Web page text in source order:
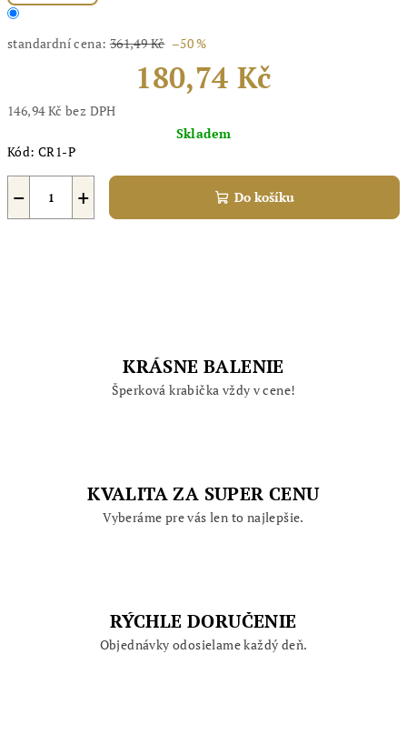
standardní cena: 361,49 Kč –50 %
180,74 Kč
146,94 Kč bez DPH
cena:
Skladem
Kód: CR1-P
+
− Do košíku
KRÁSNE BALENIE
Šperková krabička vždy v cene!
KVALITA ZA SUPER CENU
Vyberáme pre vás len to najlepšie.
RÝCHLE DORUČENIE
Objednávky odosielame každý deň.